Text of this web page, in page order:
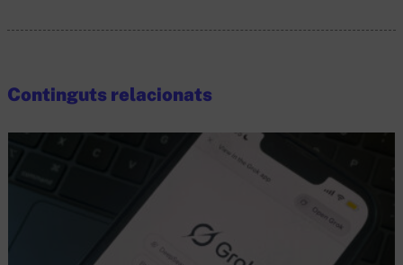
Continguts relacionats